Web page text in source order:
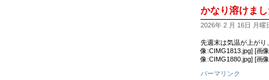
かなり溶けま
2026年 2 月 16日 月曜
先週末は気温が上が
像:CIMG1813.jpg] [画
像:CIMG1880.jpg] [画
パーマリンク